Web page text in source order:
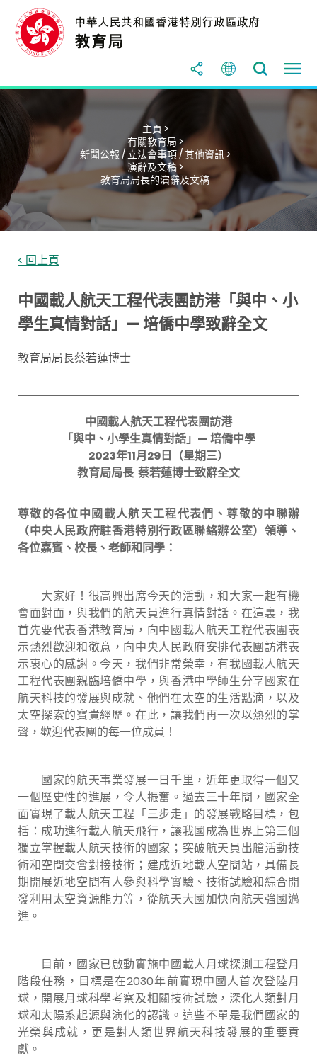
主頁 >
有關教育局 >
新聞公報 / 立法會事項 / 其他資訊 >
演辭及文稿 >
教育局局長的演辭及文稿
< 回上頁
中國載人航天工程代表團訪港「與中、小
學生真情對話」— 培僑中學致辭全文
教育局局長蔡若蓮博士
中國載人航天工程代表團訪港
「與中、小學生真情對話」—培僑中學
2023年11月29日（星期三）
教育局局長 蔡若蓮博士致辭全文
尊敬的各位中國載人航天工程代表們、尊敬的中聯辦
（中央人民政府駐香港特別行政區聯絡辦公室）領導、
各位嘉賓、校長、老師和同學：
大家好！很高興出席今天的活動，和大家一起有機
會面對面，與我們的航天員進行真情對話。在這裏，我
首先要代表香港教育局，向中國載人航天工程代表團表
示熱烈歡迎和敬意，向中央人民政府安排代表團訪港表
示衷心的感謝。今天，我們非常榮幸，有我國載人航天
工程代表團親臨培僑中學，與香港中學師生分享國家在
航天科技的發展與成就、他們在太空的生活點滴，以及
太空探索的寶貴經歷。在此，讓我們再一次以熱烈的掌
聲，歡迎代表團的每一位成員！
國家的航天事業發展一日千里，近年更取得一個又
一個歷史性的進展，令人振奮。過去三十年間，國家全
面實現了載人航天工程「三步走」的發展戰略目標，包
括：成功進行載人航天飛行，讓我國成為世界上第三個
獨立掌握載人航天技術的國家；突破航天員出艙活動技
術和空間交會對接技術；建成近地載人空間站，具備長
期開展近地空間有人參與科學實驗、技術試驗和綜合開
發利用太空資源能力等，從航天大國加快向航天強國邁
進。
目前，國家已啟動實施中國載人月球探測工程登月
階段任務，目標是在2030年前實現中國人首次登陸月
球，開展月球科學考察及相關技術試驗，深化人類對月
球和太陽系起源與演化的認識。這些不單是我們國家的
光榮與成就，更是對人類世界航天科技發展的重要貢
獻。